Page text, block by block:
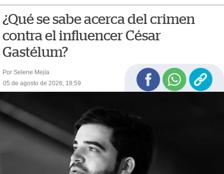
¿Qué se sabe acerca del crimen
contra el influencer César
Gastélum?
Por Selene Mejía
05 de agosto de 2026, 18:59